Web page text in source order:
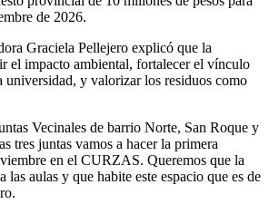
de 2026.
Graciela Pellejero explicó que la
el impacto ambiental, fortalecer el vínculo
universidad, y valorizar los residuos como
Vecinales de barrio Norte, San Roque y
tres juntas vamos a hacer la primera
en el CURZAS. Queremos que la
las aulas y que habite este espacio que es de